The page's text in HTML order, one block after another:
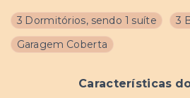
3 Dormitórios, sendo 1 suíte 3
Garagem Coberta
Características